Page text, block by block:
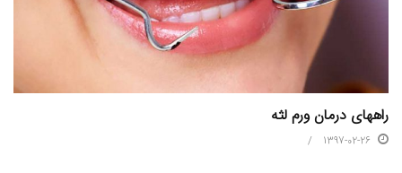
راههای درمان ورم لثه
1397-02-26